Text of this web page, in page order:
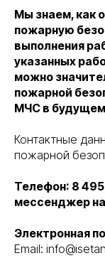
Мы знаем, как
пожарную
выполнения
указанных
можно
пожарной
МЧС в
Контактные
пожарной
Телефон: 8
мессенджер
Электронная
Email: